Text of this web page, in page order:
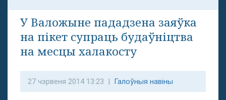
У Валожыне пададзена заяўка
на пікет супраць будаўніцтва
на месцы халакосту
27 чэрвеня 2014 13:23 | Галоўныя навіны